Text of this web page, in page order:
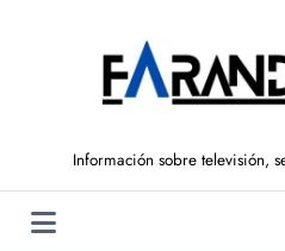
Información sobre televisión,